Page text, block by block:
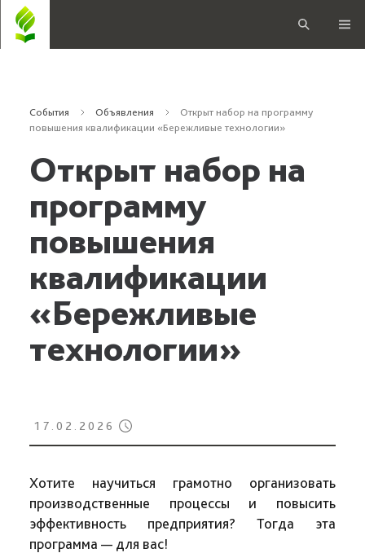
События Объявления
Открыт набор на программу
повышения квалификации «Бережливые технологии»
Открыт набор на
программу
повышения
квалификации
«Бережливые
технологии»
17.02.2026
Хотите научиться грамотно организовать
производственные процессы и повысить
эффективность предприятия? Тогда эта
программа — для вас!